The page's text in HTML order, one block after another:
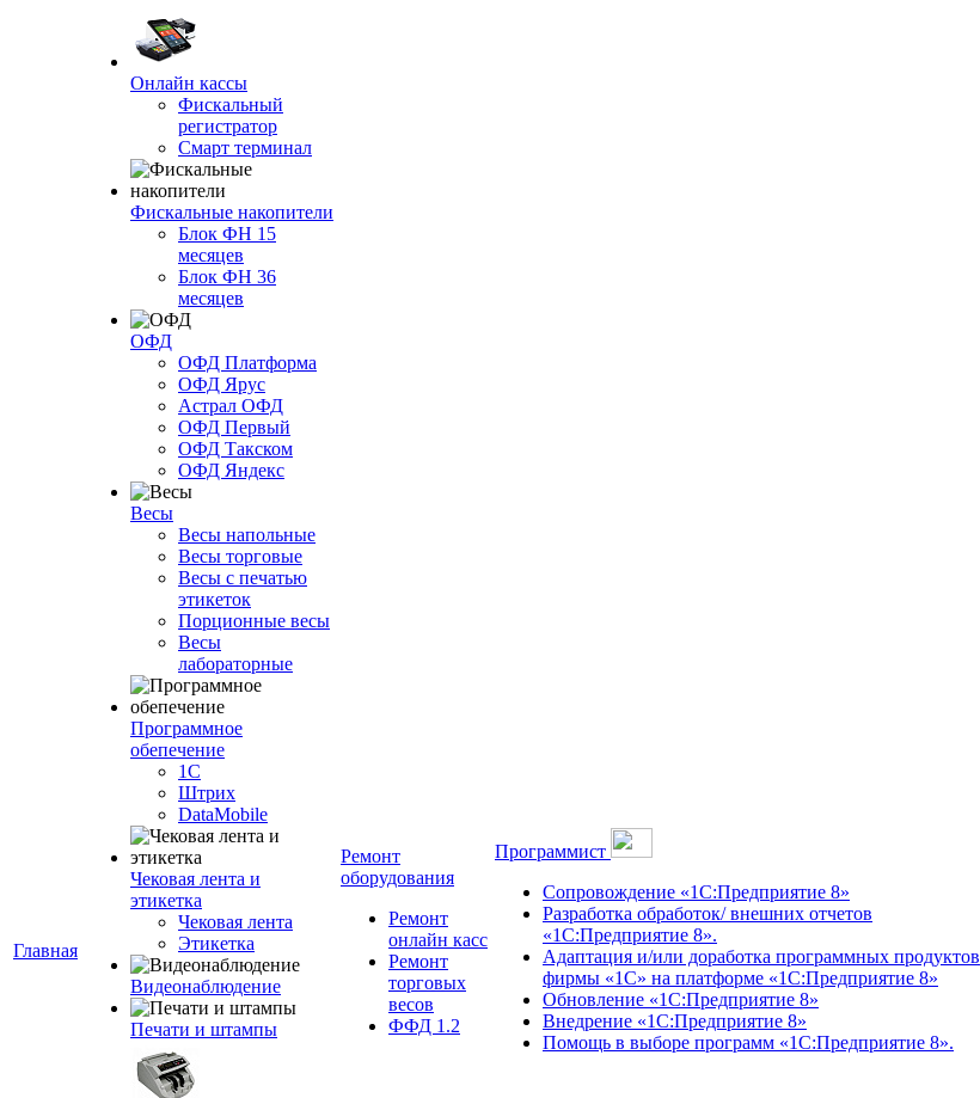
Главная
Онлайн кассы
Фискальный
регистратор
Смарт терминал
Фискальные накопители
Блок ФН 15
месяцев
Блок ФН 36
месяцев
ОФД
ОФД Платформа
ОФД Ярус
Астрал ОФД
ОФД Первый
ОФД Такском
ОФД Яндекс
Весы
Весы напольные
Весы торговые
Весы с печатью
этикеток
Порционные весы
Весы
лабораторные
Программное
обепечение
1С
Штрих
DataMobile
Чековая лента и
этикетка
Чековая лента
Этикетка
Видеонаблюдение
Печати и штампы
Ремонт
оборудования
Ремонт
онлайн касс
Ремонт
торговых
весов
ФФД 1.2
Программист
Сопровождение «1С:Предприятие 8»
Разработка обработок/ внешних отчетов
«1С:Предприятие 8».
Адаптация и/или доработка программных продуктов
фирмы «1С» на платформе «1С:Предприятие 8»
Обновление «1С:Предприятие 8»
Внедрение «1С:Предприятие 8»
Помощь в выборе программ «1С:Предприятие 8».